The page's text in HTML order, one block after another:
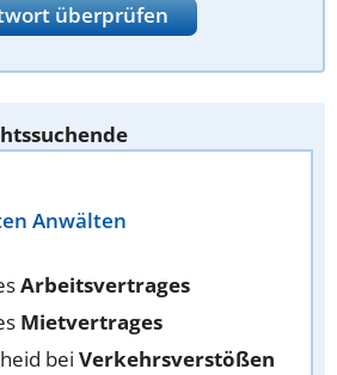
überprüfen
Anwälten
Arbeitsvertrages
Mietvertrages
bei Verkehrsverstößen